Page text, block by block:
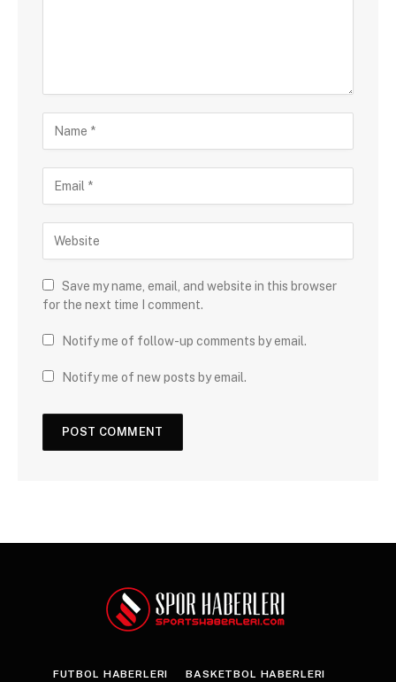
Save my name, email, and website in this browser
for the next time I comment.
Notify me of follow-up comments by email.
Notify me of new posts by email.
FUTBOL HABERLERI BASKETBOL HABERLERI